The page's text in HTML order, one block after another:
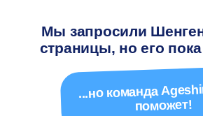
...но команда Ageshin_Team
поможет!
На главную